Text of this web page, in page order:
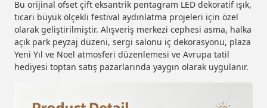
Bu orijinal ofset çift eksantrik pentagram LED dekoratif ışık,
ticari büyük ölçekli festival aydınlatma projeleri için özel
olarak geliştirilmiştir. Alışveriş merkezi cephesi asma, halka
açık park peyzaj düzeni, sergi salonu iç dekorasyonu, plaza
Yeni Yıl ve Noel atmosferi düzenlemesi ve Avrupa tatil
hediyesi toptan satış pazarlarında yaygın olarak uygulanır.